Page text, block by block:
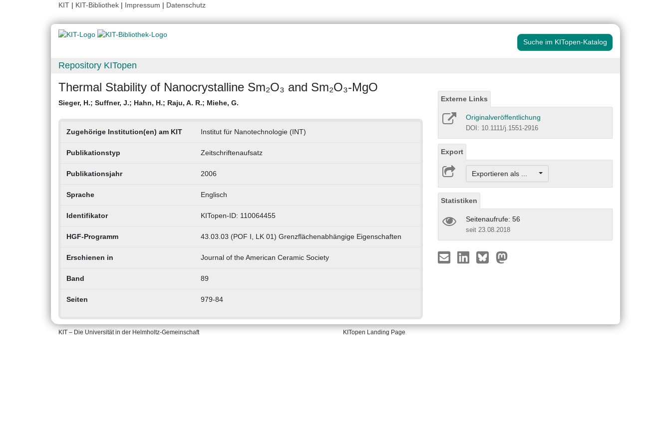
KIT | KIT-Bibliothek | Impressum | Datenschutz
Suche im KITopen-Katalog
Repository KITopen
Thermal Stability of Nanocrystalline Sm₂O₃ and Sm₂O₃-MgO
Sieger, H.; Suffner, J.; Hahn, H.; Raju, A. R.; Miehe, G.
Zugehörige Institution(en) am KIT Institut für Nanotechnologie (INT)
Publikationstyp Zeitschriftenaufsatz
Publikationsjahr 2006
Sprache Englisch
Identifikator KITopen-ID: 110064455
HGF-Programm 43.03.03 (POF I, LK 01) Grenzflächenabhängige Eigenschaften
Erschienen in Journal of the American Ceramic Society
Band 89
Seiten 979-84
Externe Links
Originalveröffentlichung
DOI: 10.1111/j.1551-2916
Export
Exportieren als ...
Statistiken
Seitenaufrufe: 56
seit 23.08.2018
KIT – Die Universität in der Helmholtz-Gemeinschaft KITopen Landing Page